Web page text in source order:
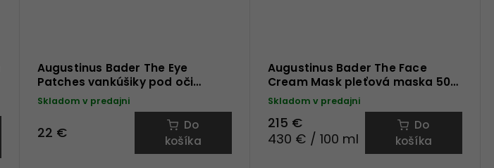
Augustinus Bader The Eye
Patches vankúšiky pod oči
(single-pack)
Skladom v predajni
22 €
Do
košíka
Augustinus Bader The Face
Cream Mask pleťová maska 50
ml
Skladom v predajni
215 €
430 € / 100 ml
Do
košíka